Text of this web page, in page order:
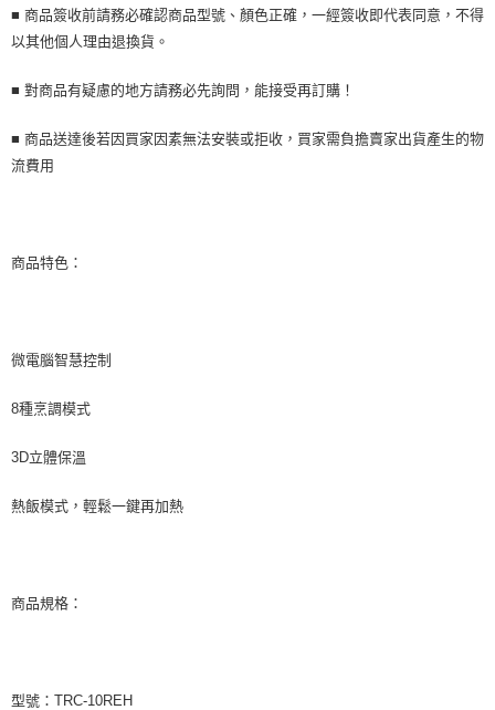
■ 商品簽收前請務必確認商品型號、顏色正確，一經簽收即代表同意，不得
以其他個人理由退換貨。
■ 對商品有疑慮的地方請務必先詢問，能接受再訂購！
■ 商品送達後若因買家因素無法安裝或拒收，買家需負擔賣家出貨產生的物
流費用
商品特色：
微電腦智慧控制
8種烹調模式
3D立體保溫
熱飯模式，輕鬆一鍵再加熱
商品規格：
型號：TRC-10REH